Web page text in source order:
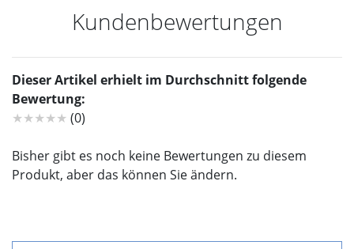
Kundenbewertungen
Dieser Artikel erhielt im Durchschnitt folgende
Bewertung:
★★★★★ (0)
Bisher gibt es noch keine Bewertungen zu diesem
Produkt, aber das können Sie ändern.